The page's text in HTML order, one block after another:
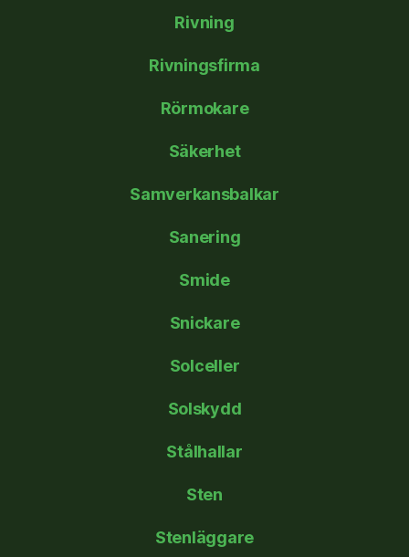
Rivning
Rivningsfirma
Rörmokare
Säkerhet
Samverkansbalkar
Sanering
Smide
Snickare
Solceller
Solskydd
Stålhallar
Sten
Stenläggare